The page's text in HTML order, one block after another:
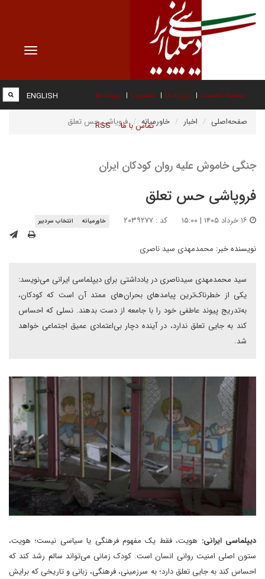
Toggle
صفحه نخست درباره ما عضویت پیوند ها
تماس با ما RSS
ENGLISH
صفحه‌اصلی اخبار خاورمیانه فروپاشی حس تعلق
جنگی خاموش علیه روان کودکان ایران
فروپاشی حس تعلق
کد : ۲۰۳۹۲۷۷ خاورمیانه انتخاب سردبیر
نویسنده خبر: محمدمهدی سید ناصری
سید محمدمهدی سیدناصری در یادداشتی برای دیپلماسی ایرانی می‌نویسد:
یکی از خطرناک‌ترین پیامدهای بحران‌های ممتد آن است که کودکان،
به‌تدریج پیوند عاطفی خود را با جامعه از دست بدهند. نسلی که احساس
کند به جایی تعلق ندارد، در آینده دچار بی‌اعتمادی عمیق اجتماعی خواهد
شد.
دیپلماسی ایرانی: هویت، فقط یک مفهوم فرهنگی یا سیاسی نیست؛ هویت،
ستون اصلی امنیت روانی انسان است. کودک زمانی می‌تواند سالم رشد کند که
احساس کند به جایی تعلق دارد؛ به سرزمینی، فرهنگی، زبانی و تاریخی که برایش